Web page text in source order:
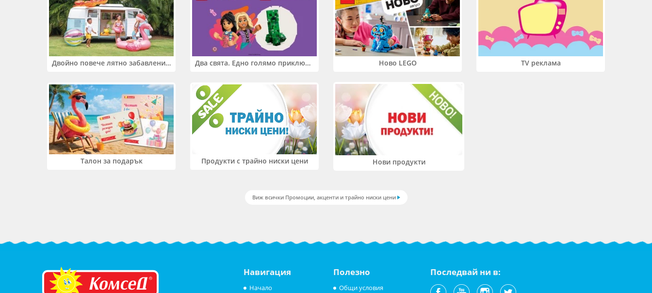
Двойно повече лятно забавление! Купи 2 продукта INTEX и вземи -33% Два свята. Едно голямо приключение. Купи 2 продукта LEGO® Friends и/или LEGO® Minecraft и вземи -27% Ново LEGO TV реклама
Талон за подарък Продукти с трайно ниски цени Нови продукти
Виж всички Промоции, акценти и трайно ниски цени
Навигация
Начало
Полезно
Общи условия
Последвай ни в: